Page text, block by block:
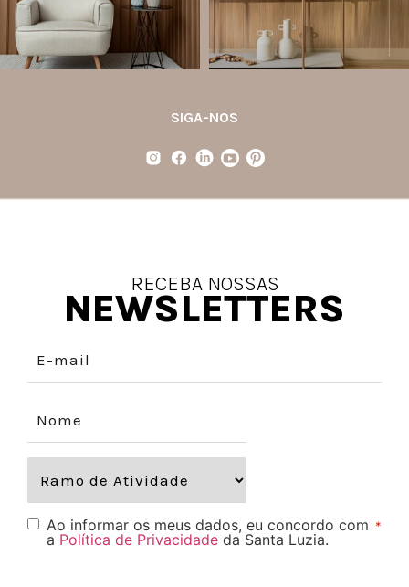
35 1
SIGA-NOS
RECEBA NOSSAS
NEWSLETTERS
Ao informar os meus dados, eu concordo com
a Política de Privacidade da Santa Luzia.
*